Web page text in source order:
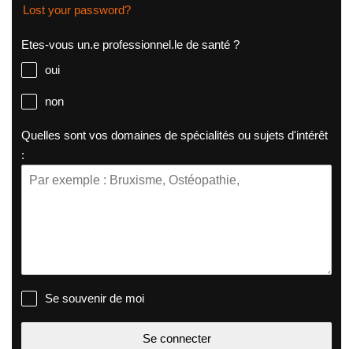
Lost your password?
Etes-vous un.e professionnel.le de santé ?
oui
non
Quelles sont vos domaines de spécialités ou sujets d'intérêt
:
Se souvenir de moi
Se connecter